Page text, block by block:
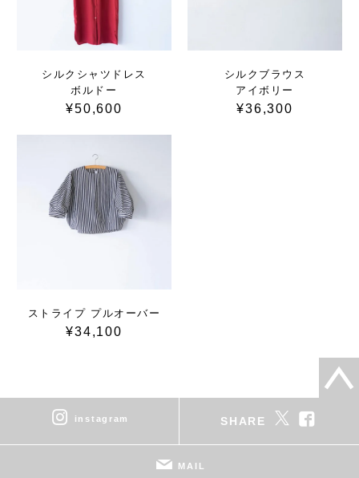
シルクシャツドレス
ボルドー
¥50,600
シルクブラウス
アイボリー
¥36,300
ストライプ プルオーバー
¥34,100
instagram SHARE
MAIL